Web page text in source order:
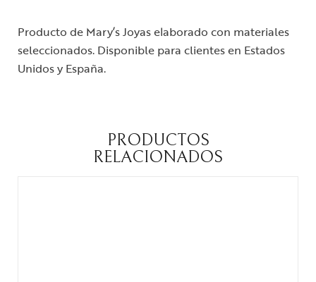
Producto de Mary’s Joyas elaborado con materiales
seleccionados. Disponible para clientes en Estados
Unidos y España.
PRODUCTOS
RELACIONADOS